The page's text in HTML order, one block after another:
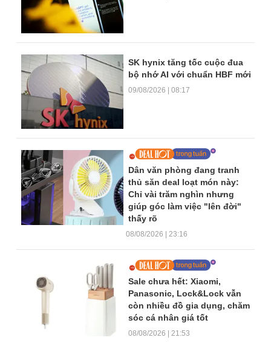
SK hynix tăng tốc cuộc đua
bộ nhớ AI với chuẩn HBF mới
09/08/2026 | 08:17
Dân văn phòng đang tranh
thủ săn deal loạt món này:
Chỉ vài trăm nghìn nhưng
giúp góc làm việc "lên đời"
thấy rõ
08/08/2026 | 23:16
Sale chưa hết: Xiaomi,
Panasonic, Lock&Lock vẫn
còn nhiều đồ gia dụng, chăm
sóc cá nhân giá tốt
08/08/2026 | 21:53